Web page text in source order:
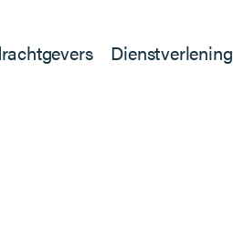
Dienstverlening